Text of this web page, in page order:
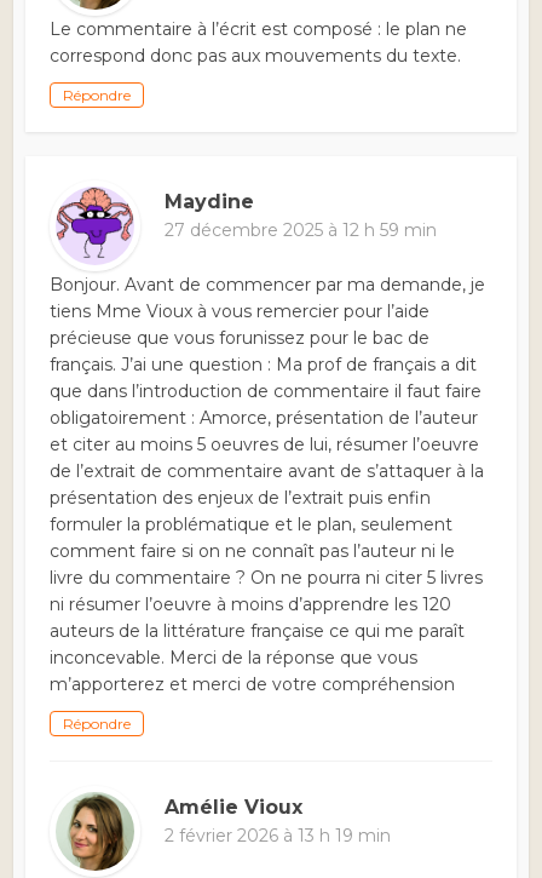
Le commentaire à l’écrit est composé : le plan ne
correspond donc pas aux mouvements du texte.
Répondre
Maydine
27 décembre 2025 à 12 h 59 min
Bonjour. Avant de commencer par ma demande, je
tiens Mme Vioux à vous remercier pour l’aide
précieuse que vous forunissez pour le bac de
français. J’ai une question : Ma prof de français a dit
que dans l’introduction de commentaire il faut faire
obligatoirement : Amorce, présentation de l’auteur
et citer au moins 5 oeuvres de lui, résumer l’oeuvre
de l’extrait de commentaire avant de s’attaquer à la
présentation des enjeux de l’extrait puis enfin
formuler la problématique et le plan, seulement
comment faire si on ne connaît pas l’auteur ni le
livre du commentaire ? On ne pourra ni citer 5 livres
ni résumer l’oeuvre à moins d’apprendre les 120
auteurs de la littérature française ce qui me paraît
inconcevable. Merci de la réponse que vous
m’apporterez et merci de votre compréhension
Répondre
Amélie Vioux
2 février 2026 à 13 h 19 min